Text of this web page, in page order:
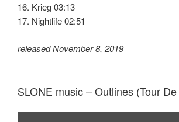
16. Krieg 03:13
17. Nightlife 02:51
released November 8, 2019
SLONE music – Outlines (Tour
Inhalt